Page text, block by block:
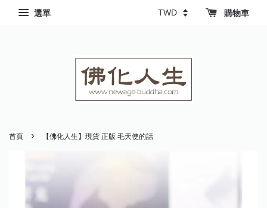
選單 購物車
首頁 › 【佛化人生】現貨 正版 毛天使的話